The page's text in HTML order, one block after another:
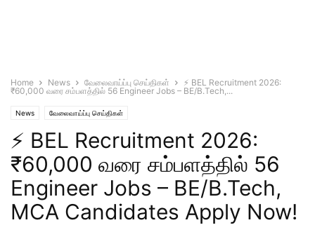
Home News வேலைவாய்ப்பு செய்திகள்
⚡ BEL Recruitment 2026:
₹60,000 வரை சம்பளத்தில் 56 Engineer Jobs – BE/B.Tech,...
News வேலைவாய்ப்பு செய்திகள்
⚡ BEL Recruitment 2026:
₹60,000 வரை சம்பளத்தில் 56
Engineer Jobs – BE/B.Tech,
MCA Candidates Apply Now!